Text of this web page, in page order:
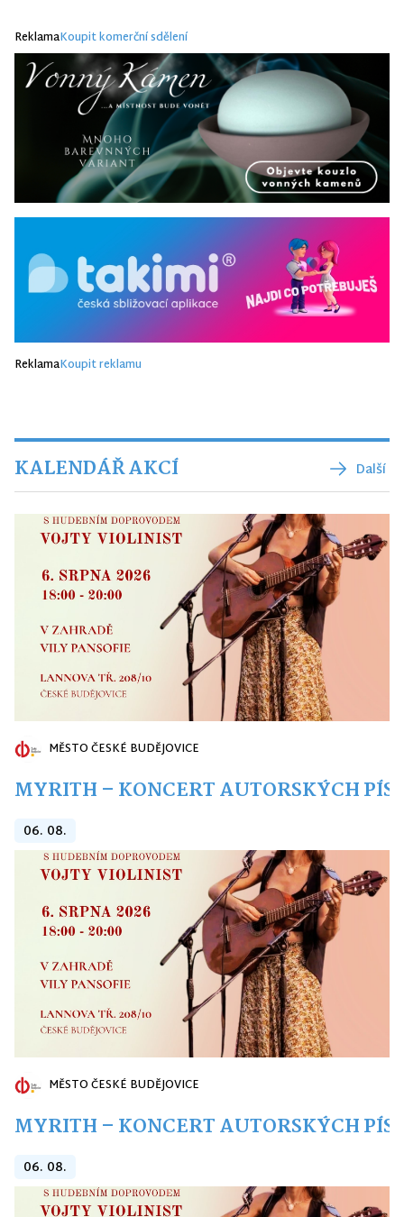
ReklamaKoupit komerční sdělení
ReklamaKoupit reklamu
KALENDÁŘ AKCÍ Další
MĚSTO ČESKÉ BUDĚJOVICE
MYRITH – KONCERT AUTORSKÝCH
06. 08.
MĚSTO ČESKÉ BUDĚJOVICE
MYRITH – KONCERT AUTORSKÝCH
06. 08.